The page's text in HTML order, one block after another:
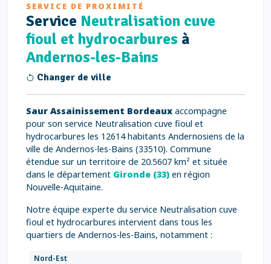
SERVICE DE PROXIMITÉ
Service Neutralisation cuve
fioul et hydrocarbures à
Andernos-les-Bains
Changer de ville
Saur Assainissement Bordeaux accompagne
pour son service Neutralisation cuve fioul et
hydrocarbures les 12614 habitants Andernosiens de la
ville de Andernos-les-Bains (33510). Commune
étendue sur un territoire de 20.5607 km² et située
dans le département Gironde (33) en région
Nouvelle-Aquitaine.
Notre équipe experte du service Neutralisation cuve
fioul et hydrocarbures intervient dans tous les
quartiers de Andernos-les-Bains, notamment :
Nord-Est